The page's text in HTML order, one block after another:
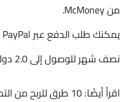
من McMoney.
نصف شهر للوصول إلى 2.0 دولار.
اقرأ أيضًا: 10 طرق للربح من التدوين (المدونات).